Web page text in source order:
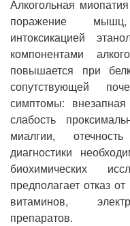
Алкогольная
поражение
интоксикацией
компонентами
повышается при
сопутствующей
симптомы:
слабость
миалгии,
диагностики
биохимических
предполагает отказ
витаминов,
препаратов.